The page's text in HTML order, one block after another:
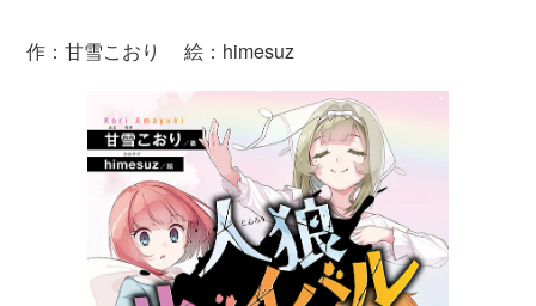
作：甘雪こおり 絵：himesuz